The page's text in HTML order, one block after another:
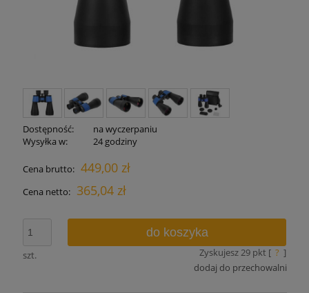
Dostępność:
na wyczerpaniu
Wysyłka w:
24 godziny
Cena brutto: 449,00 zł
Cena netto: 365,04 zł
szt.
do koszyka
Zyskujesz 29 pkt [ ? ]
dodaj do przechowalni